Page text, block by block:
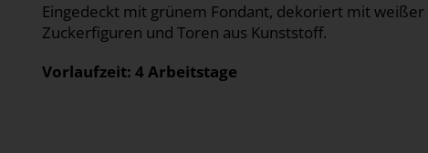
Eingedeckt mit grünem Fondant, dekoriert mit weißer
Zuckerfiguren und Toren aus Kunststoff.
Vorlaufzeit: 4 Arbeitstage